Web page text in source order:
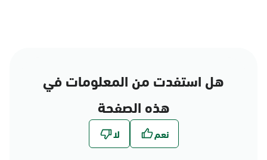
هل استفدت من المعلومات في
هذه الصفحة